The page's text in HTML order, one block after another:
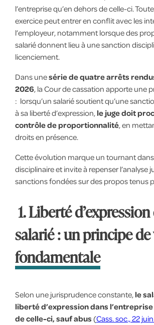
l’entreprise qu’en dehors de celle-ci.
exercice peut entrer en conflit avec les
l’employeur, notamment lorsque des
salarié donnent lieu à une sanction
licenciement.
Dans unesérie de quatre arrêts
2026, la Cour de cassation apporte une
: lorsqu’un salarié soutient qu’une
à sa liberté d’expression, le juge doit
contrôle de proportionnalité, en
droits en présence.
Cette évolution marque un tournant
disciplinaire et invite à repenser l’analyse
sanctions fondées sur des propos tenus
1. Liberté
salarié : un principe
fondamentale
Selon une jurisprudence constante, le
liberté d’expression dans
de celle-ci, sauf abus (Cass. soc., 22